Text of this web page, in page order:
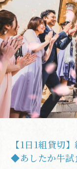
【1日1組貸切
◆あしたか牛